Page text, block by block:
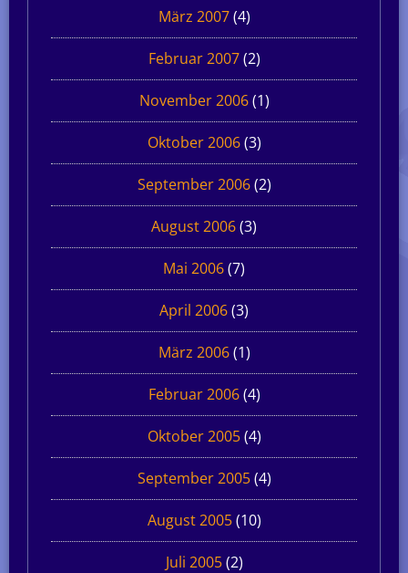
März 2007(4)
Februar 2007(2)
November 2006(1)
Oktober 2006(3)
September 2006(2)
August 2006(3)
Mai 2006(7)
April 2006(3)
März 2006(1)
Februar 2006(4)
Oktober 2005(4)
September 2005(4)
August 2005(10)
Juli 2005(2)